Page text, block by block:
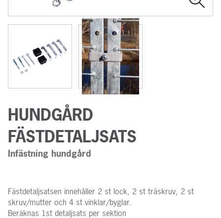
HUNDGÅRD
FÄSTDETALJSATS
Infästning hundgård
Fästdetaljsatsen innehåller 2 st lock, 2 st träskruv, 2 st
skruv/mutter och 4 st vinklar/byglar.
Beräknas 1st detaljsats per sektion